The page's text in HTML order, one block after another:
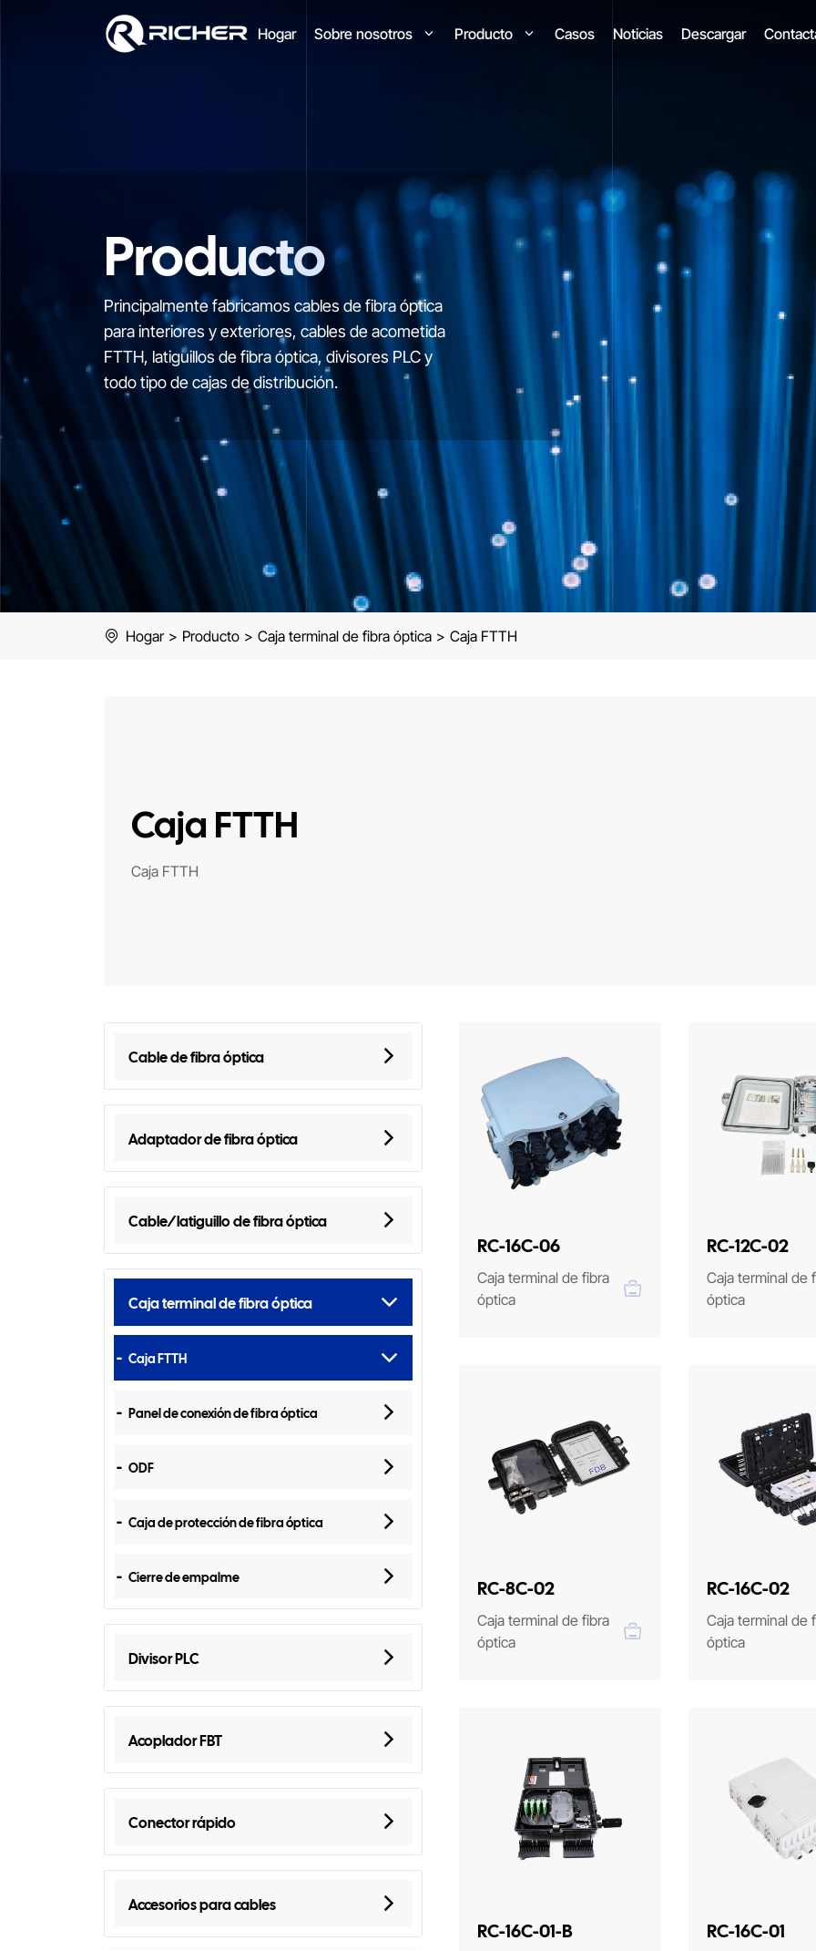
Hogar Sobre nosotros Producto Casos Noticias Descargar
Producto
Principalmente fabricamos cables de fibra óptica
para interiores y exteriores, cables de acometida
FTTH, latiguillos de fibra óptica, divisores PLC y
todo tipo de cajas de distribución.
Hogar > Producto > Caja terminal de fibra óptica > Caja FTTH
Caja FTTH
Caja FTTH
Cable de fibra óptica
Adaptador de fibra óptica
Cable/latiguillo de fibra óptica
Caja terminal de fibra óptica
Caja FTTH
Panel de conexión de fibra óptica
ODF
Caja de protección de fibra óptica
Cierre de empalme
Divisor PLC
Acoplador FBT
Conector rápido
Accesorios para cables
RC-16C-06
Caja terminal de fibra
óptica
RC-12C-02
Caja terminal de
óptica
RC-8C-02
Caja terminal de fibra
óptica
RC-16C-02
Caja terminal de
óptica
RC-16C-01-B RC-16C-01